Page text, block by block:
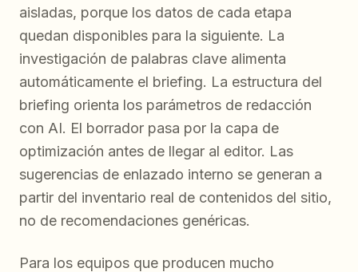
aisladas, porque los datos de cada etapa
quedan disponibles para la siguiente. La
investigación de palabras clave alimenta
automáticamente el briefing. La estructura del
briefing orienta los parámetros de redacción
con AI. El borrador pasa por la capa de
optimización antes de llegar al editor. Las
sugerencias de enlazado interno se generan a
partir del inventario real de contenidos del sitio,
no de recomendaciones genéricas.
Para los equipos que producen mucho